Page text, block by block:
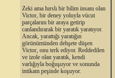
Zeki ama hırslı bir bilim insanı olan
Victor, bir deney yoluyla vücut
parçalarını bir araya getirip
canlandırarak bir yaratık yaratıyor.
Ancak, yarattığı yaratığın
görünümünden dehşete düşen
Victor, onu terk ediyor. Reddedilen
ve izole olan yaratık, kendi
varlığıyla boğuşuyor ve sonunda
intikam peşinde koşuyor.